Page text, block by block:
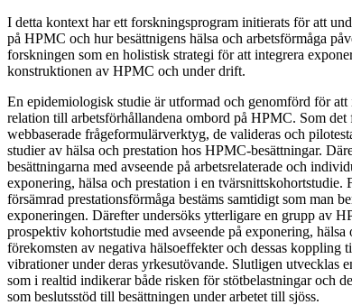
I detta kontext har ett forskningsprogram initierats för att
på HPMC och hur besättnigens hälsa och arbetsförmåga
forskningen som en holistisk strategi för att integrera
konstruktionen av HPMC och under drift.
En epidemiologisk studie är utformad och genomförd för
relation till arbetsförhållandena ombord på HPMC. Som det
webbaserade frågeformulärverktyg, de valideras och
studier av hälsa och prestation hos HPMC-besättningar.
besättningarna med avseende på arbetsrelaterade och
exponering, hälsa och prestation i en tvärsnittskohortstudie.
försämrad prestationsförmåga bestäms samtidigt som man
exponeringen. Därefter undersöks ytterligare en grupp av
prospektiv kohortstudie med avseende på exponering, hälsa
förekomsten av negativa hälsoeffekter och dessas koppling
vibrationer under deras yrkesutövande. Slutligen utvecklas
som i realtid indikerar både risken för stötbelastningar och
som beslutsstöd till besättningen under arbetet till sjöss.